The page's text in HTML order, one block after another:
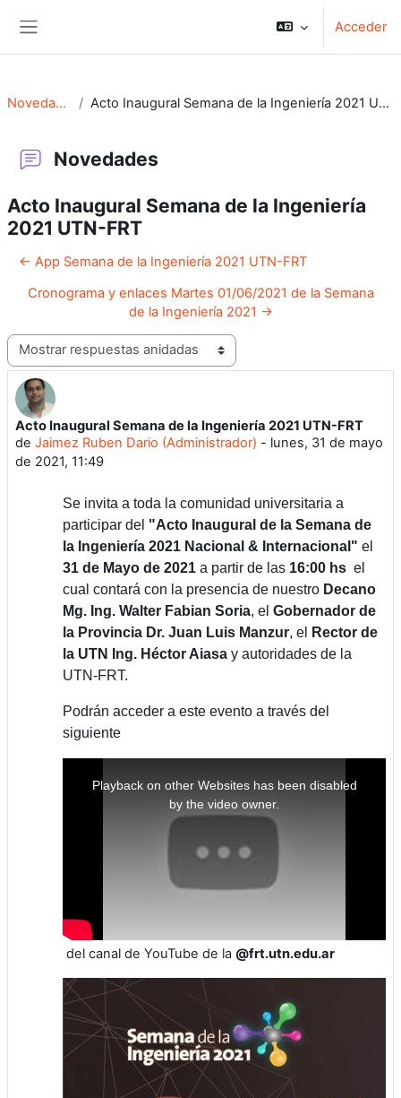
Acceder
Novedades Acto Inaugural Semana de la Ingeniería 2021 UTN-FRT
Novedades
Acto Inaugural Semana de la Ingeniería
2021 UTN-FRT
← App Semana de la Ingeniería 2021 UTN-FRT
Cronograma y enlaces Martes 01/06/2021 de la Semana
de la Ingeniería 2021 →
Mostrar modo
Acto Inaugural Semana de la Ingeniería 2021 UTN-FRT
de Jaimez Ruben Dario (Administrador) - lunes, 31 de mayo
de 2021, 11:49
Número de respuestas: 0
Se invita a toda la comunidad universitaria a
participar del "Acto Inaugural de la Semana de
la Ingeniería 2021 Nacional & Internacional" el
31 de Mayo de 2021 a partir de las 16:00 hs el
cual contará con la presencia de nuestro Decano
Mg. Ing. Walter Fabian Soria, el Gobernador de
la Provincia Dr. Juan Luis Manzur, el
Rector de
la UTN Ing. Héctor Aiasa y autoridades de la
UTN-FRT.
Podrán acceder a este evento a través del
siguiente
Playback on other Websites has been disabled
by the video owner.
del canal de YouTube de la @frt.utn.edu.ar